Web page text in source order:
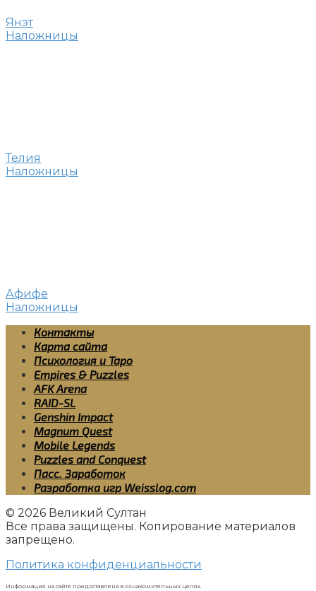
Янэт
Наложницы
Телия
Наложницы
Афифе
Наложницы
Контакты
Карта сайта
Психология и Таро
Empires & Puzzles
AFK Arena
RAID-SL
Genshin Impact
Magnum Quest
Mobile Legends
Puzzles and Conquest
Пасс. Заработок
Разработка игр Weisslog.com
© 2026 Великий Султан
Все права защищены. Копирование материалов
запрещено.
Политика конфиденциальности
Информация на сайте предоставлена в ознакомительных целях.